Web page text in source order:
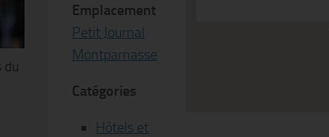
Emplacement
Petit Journal
Montparnasse
Catégories
Hôtels et
du